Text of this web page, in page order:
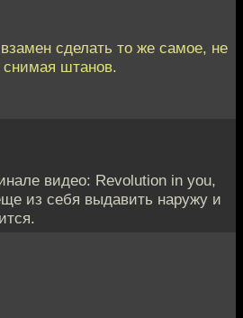
сделать то же самое, не
штанов.
видео: Revolution in you,
из себя выдавить наружу и